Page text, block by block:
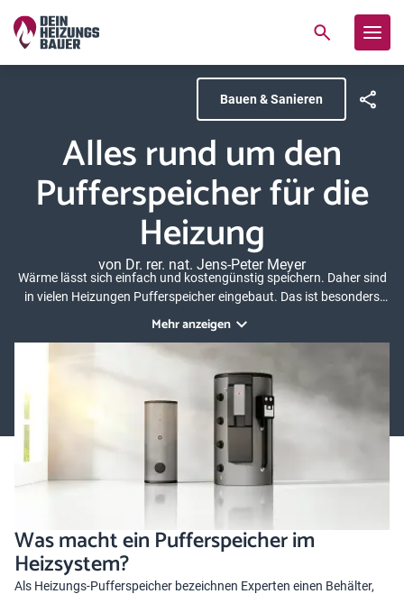
Bauen & Sanieren
Alles rund um den
Pufferspeicher für die
Heizung
von Dr. rer. nat. Jens-Peter Meyer
Wärme lässt sich einfach und kostengünstig speichern. Daher sind
in vielen Heizungen Pufferspeicher eingebaut. Das ist besonders
Ratgeber informiert Sie über die Funktionsweise von
Pufferspeichern, die verschiedenen Arten und mit welchen Kosten
Sie in etwa rechnen müssen.
Mehr anzeigen
Was macht ein Pufferspeicher im
Heizsystem?
Als Heizungs-Pufferspeicher bezeichnen Experten einen Behälter,